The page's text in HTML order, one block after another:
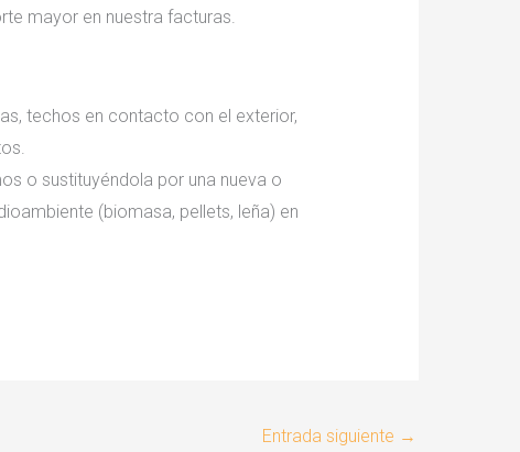
mayor en nuestra facturas.
techos en contacto con el exterior,
o sustituyéndola por una nueva o
(biomasa, pellets, leña) en
Entrada siguiente →